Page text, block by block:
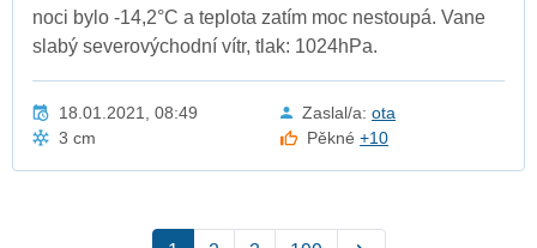
noci bylo -14,2°C a teplota zatím moc nestoupá. Vane
slabý severovýchodní vítr, tlak: 1024hPa.
18.01.2021, 08:49 Zaslal/a: ota
3 cm
Pěkné+10